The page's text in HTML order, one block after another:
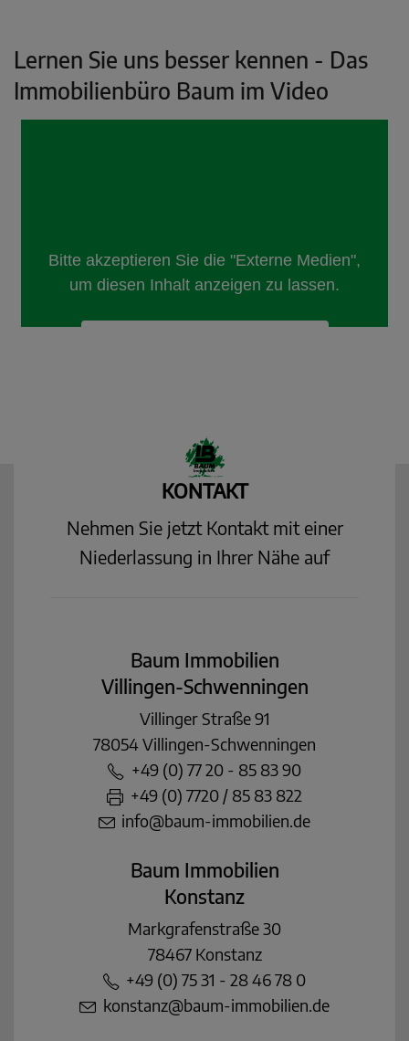
Lernen Sie uns besser kennen - Das
Immobilienbüro Baum im Video
KONTAKT
Nehmen Sie jetzt Kontakt mit einer
Niederlassung in Ihrer Nähe auf
Baum Immobilien
Villingen-Schwenningen
Villinger Straße 91
78054 Villingen-Schwenningen
+49 (0) 77 20 - 85 83 90
+49 (0) 7720 / 85 83 822
info@baum-immobilien.de
Baum Immobilien
Konstanz
Markgrafenstraße 30
78467 Konstanz
+49 (0) 75 31 - 28 46 78 0
konstanz@baum-immobilien.de